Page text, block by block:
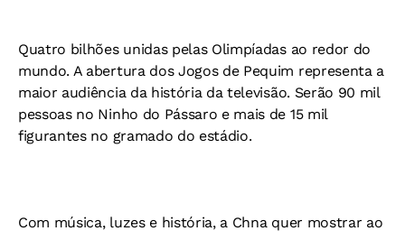
Quatro bilhões unidas pelas Olimpíadas ao redor do
mundo. A abertura dos Jogos de Pequim representa a
maior audiência da história da televisão. Serão 90 mil
pessoas no Ninho do Pássaro e mais de 15 mil
figurantes no gramado do estádio.
Com música, luzes e história, a Chna quer mostrar ao